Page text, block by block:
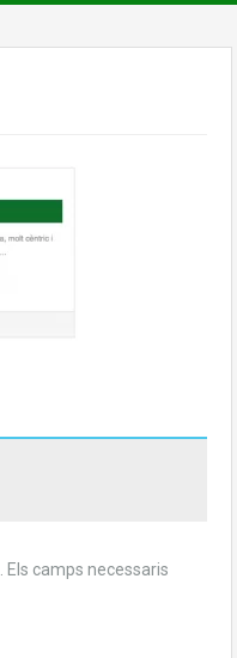
Els camps necessaris